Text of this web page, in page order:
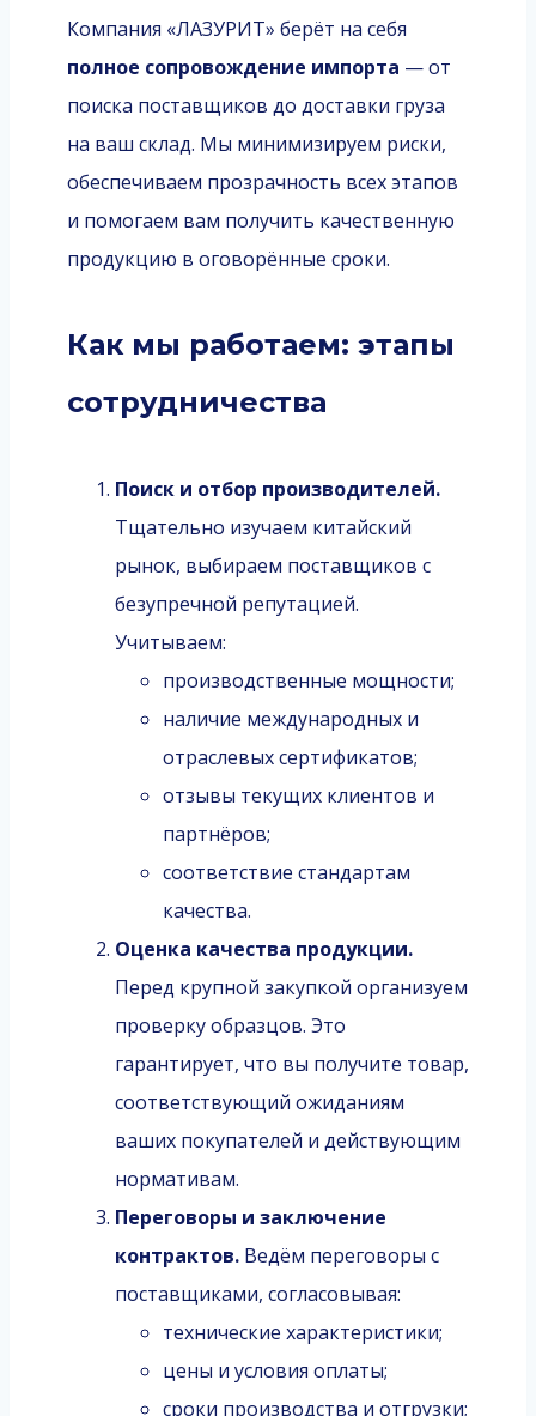
Компания «ЛАЗУРИТ» берёт на себя
полное сопровождение импорта — от
поиска поставщиков до доставки груза
на ваш склад. Мы минимизируем риски,
обеспечиваем прозрачность всех этапов
и помогаем вам получить качественную
продукцию в оговорённые сроки.
Как мы работаем: этапы
сотрудничества
Поиск и отбор производителей.
Тщательно изучаем китайский
рынок, выбираем поставщиков с
безупречной репутацией.
Учитываем:
производственные мощности;
наличие международных и
отраслевых сертификатов;
отзывы текущих клиентов и
партнёров;
соответствие стандартам
качества.
Оценка качества продукции.
Перед крупной закупкой организуем
проверку образцов. Это
гарантирует, что вы получите товар,
соответствующий ожиданиям
ваших покупателей и действующим
нормативам.
Переговоры и заключение
контрактов. Ведём переговоры с
поставщиками, согласовывая:
технические характеристики;
цены и условия оплаты;
сроки производства и отгрузки;